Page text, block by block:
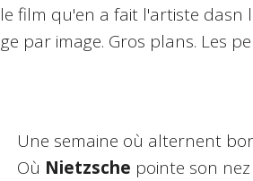
film qu'en a fait l'artiste dasn
par image. Gros plans. Les
Une semaine où alternent
Où Nietzsche pointe son